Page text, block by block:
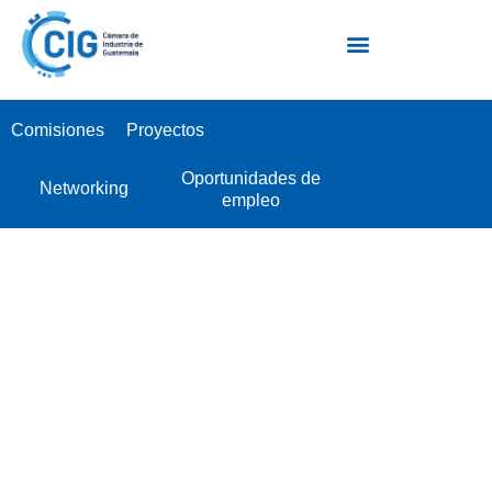
Comisiones Proyectos
Networking
Oportunidades de
empleo